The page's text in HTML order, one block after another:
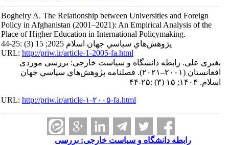
Bogheiry A. The Relationship between Universities and Foreign
Policy in Afghanistan (2001–2021): An Empirical Analysis of the
Place of Higher Education in International Policymaking.
پژوهش‌هاي سياسي جهان اسلام 2025; 15 (3) :25-44
URL:http://priw.ir/article-1-2005-fa.html
بغیری علی. رابطه دانشگاه و سیاست خارجی: بررسی موردی
افغانستان (۲۰۰۱–۲۰۲۱). فصلنامه پژوهش‌هاي سياسي جهان
اسلام. ۱۴۰۴; ۱۵ (۳) :۲۵-۴۴
URL:http://priw.ir/article-۱-۲۰۰۵-fa.html
رابطه دانشگاه و سیاست خارجی: بررسی